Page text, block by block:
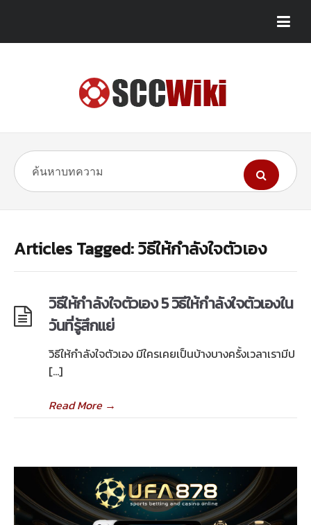
Articles Tagged: วิธีให้กำลังใจตัวเอง
วิธีให้กำลังใจตัวเอง 5 วิธีให้กำลังใจตัวเองใน
วันที่รู้สึกแย่
วิธีให้กำลังใจตัวเอง มีใครเคยเป็นบ้างบางครั้งเวลาเรามีป
[…]
Read More→